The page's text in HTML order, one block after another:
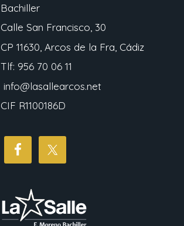
Bachiller
Calle San Francisco, 30
CP 11630, Arcos de la Fra, Cádiz
Tlf: 956 70 06 11
info@lasallearcos.net
CIF R1100186D